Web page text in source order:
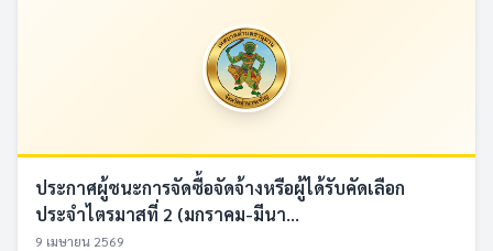
ประกาศผู้ชนะการจัดซื้อจัดจ้างหรือผู้ได้รับคัดเลือก
ประจำไตรมาสที่ 2 (มกราคม-มีนา...
9 เมษายน 2569